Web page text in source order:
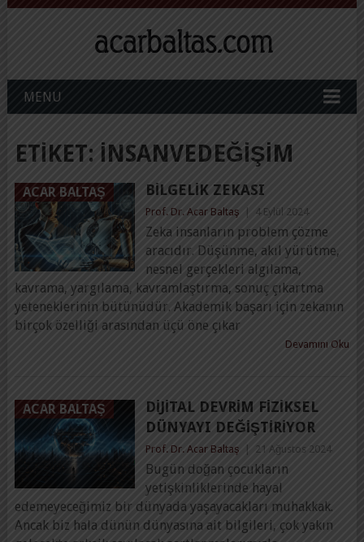
MENU
ETIKET: INSANVEDEĞIŞIM
ACAR BALTAŞ BILGELIK ZEKASI
Prof. Dr. Acar Baltaş 4 Eylül 2024
Zeka insanların problem çözme
aracıdır. Düşünme, akıl yürütme,
nesnel gerçekleri algılama,
kavrama, yargılama, kavramlaştırma, sonuç çıkartma
yeteneklerinin bütünüdür. Akademik başarı için zekanın
birçok özelliği arasından üçü öne çıkar
Devamını Oku
ACAR BALTAŞ
DIJITAL DEVRIM FIZIKSEL
DÜNYAYI DEĞIŞTIRIYOR
Prof. Dr. Acar Baltaş 21 Ağustos 2024
Bugün doğan çocukların
yetişkinliklerinde hayal
edemeyeceğimiz bir dünyada yaşayacakları muhakkak.
Ancak biz hala dünün dünyasına ait bilgileri, çok yakın